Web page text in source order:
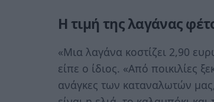
Η τιμή της λαγάνας
«Μια λαγάνα κοστίζει 2,90
είπε ο ίδιος. «Από ποικιλίες
ανάγκες των καταναλωτών